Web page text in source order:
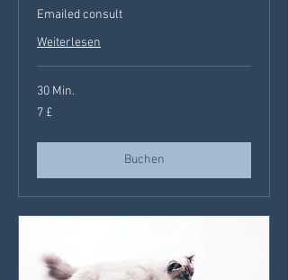
Emailed consult
Weiterlesen
30 Min.
7
Britische
7 £
Buchen